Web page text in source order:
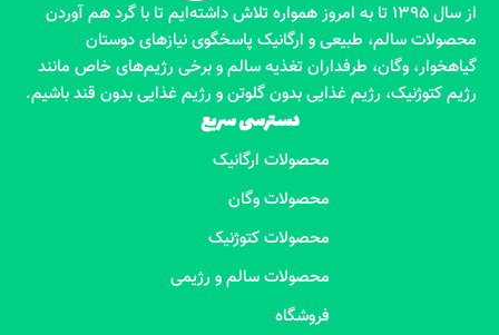
از سال 1395 تا به امروز همواره تلاش داشته‌ایم تا با گرد هم آوردن
محصولات سالم، طبیعی و ارگانیک پاسخگوی نیازهای دوستان
گیاهخوار، وگان، طرفداران تغذیه سالم و برخی رژیم‌های خاص مانند
رژیم کتوژنیک، رژیم غذایی بدون گلوتن و رژیم غذایی بدون قند باشیم.
دسترسی سریع
محصولات ارگانیک
محصولات وگان
محصولات کتوژنیک
محصولات سالم و رژیمی
فروشگاه